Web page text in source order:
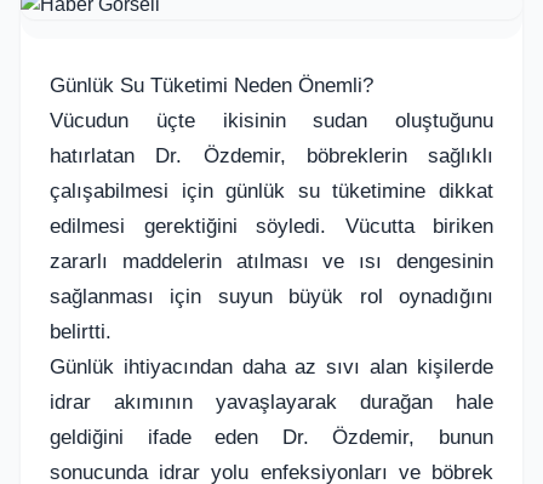
Günlük Su Tüketimi Neden Önemli?
Vücudun üçte ikisinin sudan oluştuğunu
hatırlatan Dr. Özdemir, böbreklerin sağlıklı
çalışabilmesi için günlük su tüketimine dikkat
edilmesi gerektiğini söyledi. Vücutta biriken
zararlı maddelerin atılması ve ısı dengesinin
sağlanması için suyun büyük rol oynadığını
belirtti.
Günlük ihtiyacından daha az sıvı alan kişilerde
idrar akımının yavaşlayarak durağan hale
geldiğini ifade eden Dr. Özdemir, bunun
sonucunda idrar yolu enfeksiyonları ve böbrek